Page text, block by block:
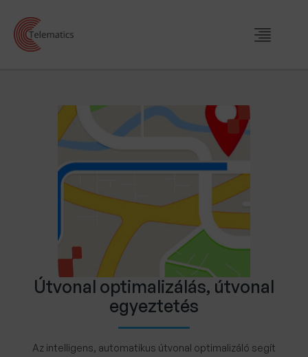
Útvonal optimalizálás, útvonal
egyeztetés
Az intelligens, automatikus útvonal optimalizáló segít